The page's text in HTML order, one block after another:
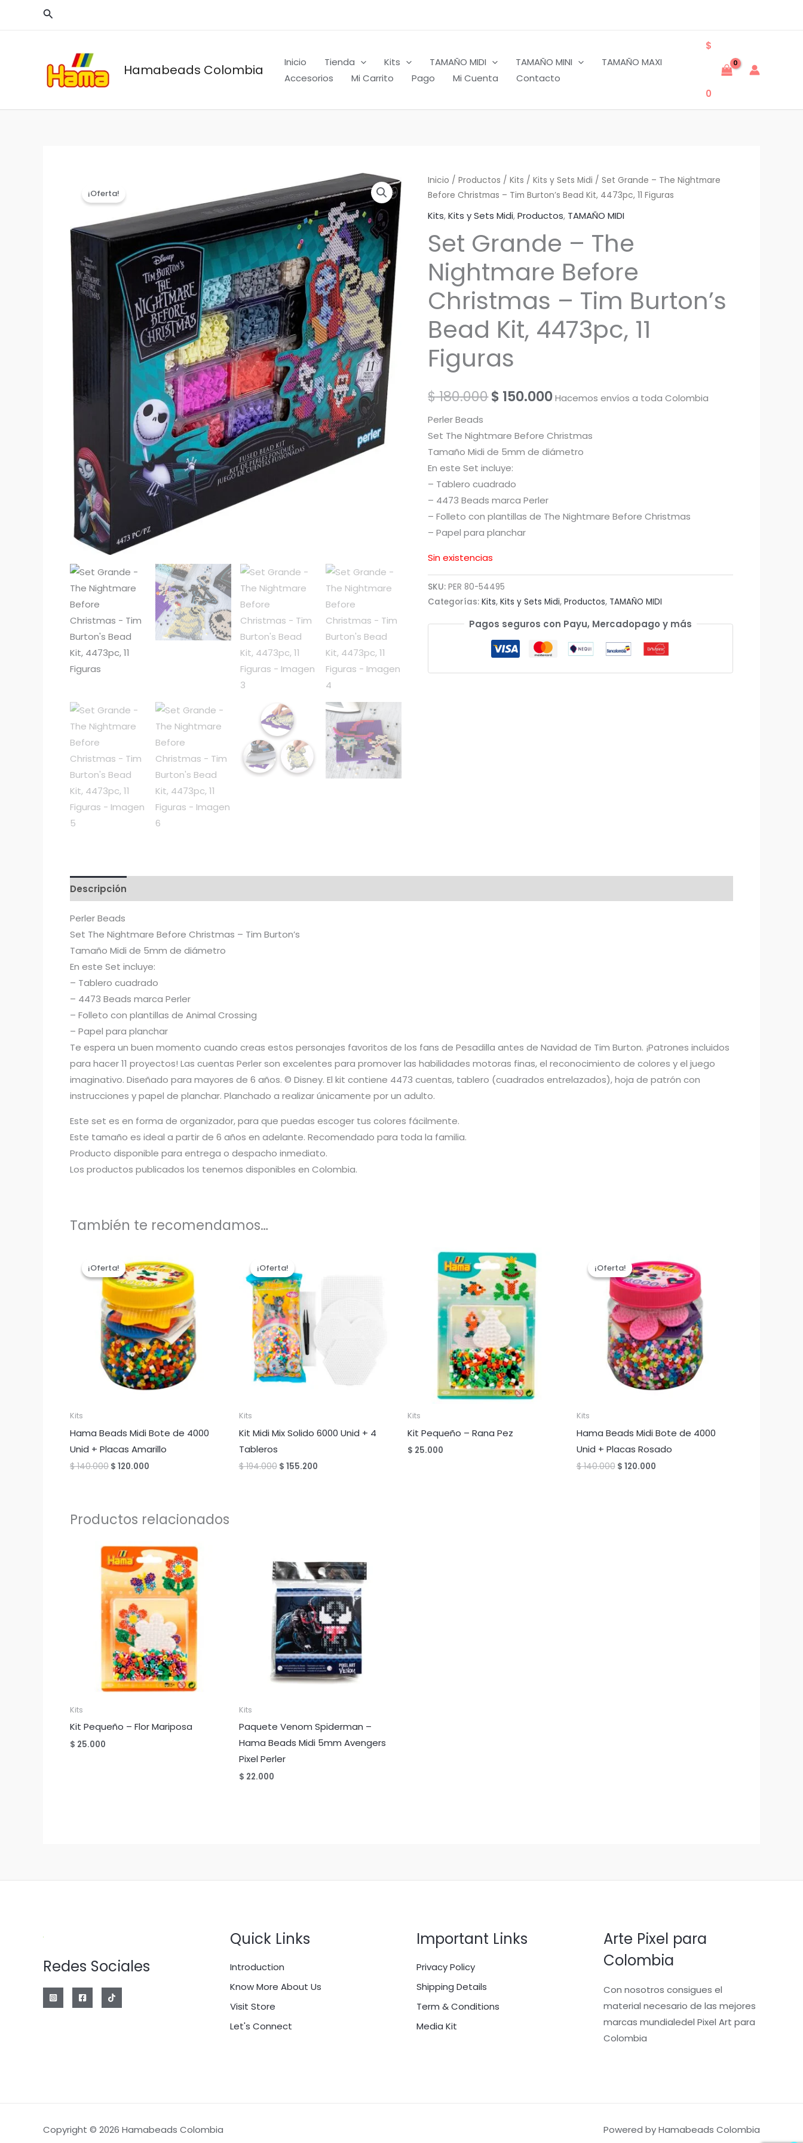
Buscar
Hamabeads Colombia Inicio Tienda Kits TAMAÑO MIDI TAMAÑO MINI
TAMAÑO MAXI
Accesorios
Mi Carrito Pago Mi Cuenta Contacto
$
0
¡Oferta!
Inicio /Productos /Kits /Kits y Sets Midi / Set Grande – The Nightmare
Before Christmas – Tim Burton’s Bead Kit, 4473pc, 11 Figuras
Kits,Kits y Sets Midi,Productos, TAMAÑO MIDI
Set Grande – The
Nightmare Before
Christmas – Tim Burton’s
Bead Kit, 4473pc, 11
Figuras
$180.000El
original
era:
$ 180.000.
$ 150.000El
actual
Hacemos envíos a toda Colombia
Perler Beads
Set The Nightmare Before Christmas
Tamaño Midi de 5mm de diámetro
En este Set incluye:
– Tablero cuadrado
– 4473 Beads marca Perler
– Folleto con plantillas de The Nightmare Before Christmas
– Papel para planchar
Sin existencias
SKU:PER 80-54495
Categorías:Kits,Kits y Sets Midi,Productos, TAMAÑO MIDI
Pagos seguros con Payu, Mercadopago y más
Descripción
Perler Beads
Set The Nightmare Before Christmas – Tim Burton’s
Tamaño Midi de 5mm de diámetro
En este Set incluye:
– Tablero cuadrado
– 4473 Beads marca Perler
– Folleto con plantillas de Animal Crossing
– Papel para planchar
Te espera un buen momento cuando creas estos personajes favoritos de los fans de Pesadilla antes de Navidad de Tim Burton. ¡Patrones incluidos
para hacer 11 proyectos! Las cuentas Perler son excelentes para promover las habilidades motoras finas, el reconocimiento de colores y el juego
imaginativo. Diseñado para mayores de 6 años. © Disney. El kit contiene 4473 cuentas, tablero (cuadrados entrelazados), hoja de patrón con
instrucciones y papel de planchar. Planchado a realizar únicamente por un adulto.
Este set es en forma de organizador, para que puedas escoger tus colores fácilmente.
Este tamaño es ideal a partir de 6 años en adelante. Recomendado para toda la familia.
Producto disponible para entrega o despacho inmediato.
Los productos publicados los tenemos disponibles en Colombia.
También te recomendamos…
¡Oferta!
¡Oferta!
Kits
Hama Beads Midi Bote de 4000
Unid + Placas Amarillo
$140.000 El
$ 120.000
¡Oferta!
¡Oferta!
Kits
Kit Midi Mix Solido 6000 Unid + 4
Tableros
$194.000 El
$ 155.200El
Kits
Kit Pequeño – Rana Pez
$ 25.000
¡Oferta!
¡Oferta!
Kits
Hama Beads Midi Bote de 4000
Unid + Placas Rosado
$140.000 El
$ 120.000El
Productos relacionados
Kits
Kit Pequeño – Flor Mariposa
$ 25.000
Kits
Paquete Venom Spiderman –
Hama Beads Midi 5mm Avengers
Pixel Perler
$ 22.000
Redes Sociales
Quick Links
Introduction
Know More About Us
Visit Store
Let's Connect
Important Links
Privacy Policy
Shipping Details
Term & Conditions
Media Kit
Arte Pixel para
Colombia
Con nosotros consigues el
material necesario de las mejores
marcas mundialedel Pixel Art para
Colombia
Copyright © 2026 Hamabeads Colombia Powered by Hamabeads Colombia